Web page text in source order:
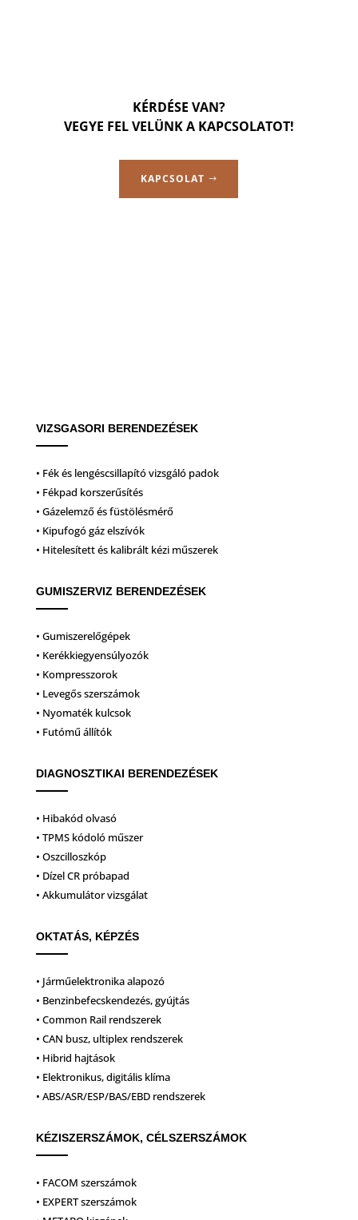
KÉRDÉSE VAN?
VEGYE FEL VELÜNK A KAPCSOLATOT!
KAPCSOLAT
VIZSGASORI BERENDEZÉSEK
• Fék és lengéscsillapító vizsgáló padok
• Fékpad korszerűsítés
• Gázelemző és füstölésmérő
• Kipufogó gáz elszívók
• Hitelesített és kalibrált kézi műszerek
GUMISZERVIZ BERENDEZÉSEK
• Gumiszerelőgépek
• Kerékkiegyensúlyozók
• Kompresszorok
• Levegős szerszámok
• Nyomaték kulcsok
• Futómű állítók
DIAGNOSZTIKAI BERENDEZÉSEK
• Hibakód olvasó
• TPMS kódoló műszer
• Oszcilloszkóp
• Dízel CR próbapad
• Akkumulátor vizsgálat
OKTATÁS, KÉPZÉS
• Járműelektronika alapozó
• Benzinbefecskendezés, gyújtás
• Common Rail rendszerek
• CAN busz, ultiplex rendszerek
• Hibrid hajtások
• Elektronikus, digitális klíma
• ABS/ASR/ESP/BAS/EBD rendszerek
KÉZISZERSZÁMOK, CÉLSZERSZÁMOK
• FACOM szerszámok
• EXPERT szerszámok